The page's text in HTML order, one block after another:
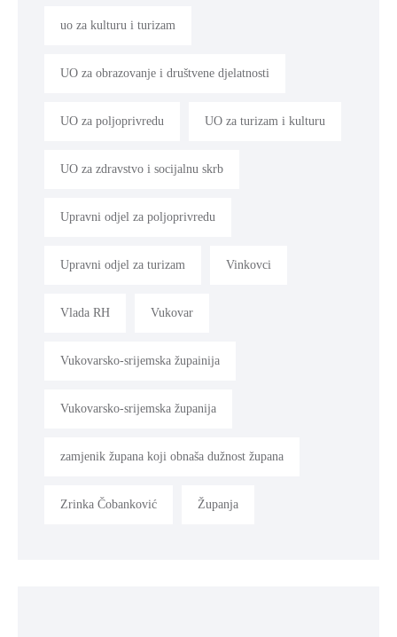
uo za kulturu i turizam
UO za obrazovanje i društvene djelatnosti
UO za poljoprivredu UO za turizam i kulturu
UO za zdravstvo i socijalnu skrb
Upravni odjel za poljoprivredu
Upravni odjel za turizam Vinkovci
Vlada RH Vukovar
Vukovarsko-srijemska župainija
Vukovarsko-srijemska županija
zamjenik župana koji obnaša dužnost župana
Zrinka Čobanković Županja